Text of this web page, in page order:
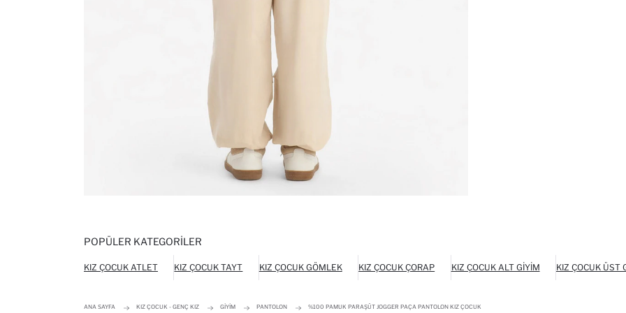
POPÜLER KATEGORILER
KIZ ÇOCUK ATLET KIZ ÇOCUK TAYT KIZ ÇOCUK GÖMLEK KIZ ÇOCUK ÇORAP KIZ ÇOCUK ALT GIYIM KIZ ÇOCUK ÜST
ANA SAYFA KIZ ÇOCUK - GENÇ KIZ GIYIM PANTOLON %100 PAMUK PARAŞÜT JOGGER PAÇA PANTOLON KIZ ÇOCUK